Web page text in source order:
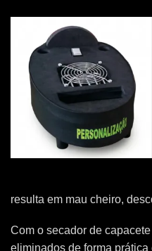
resulta em mau cheiro,
Com o secador de
eliminados de forma